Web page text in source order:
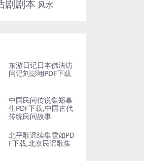
剧剧本 风水
东游日记日本佛法访
问记刘彭翊PDF下载
中国民间传说集郑辜
生PDF下载,中国古代
传统民间故事
北平歌谣续集雪如PD
F下载,北京民谣歌集